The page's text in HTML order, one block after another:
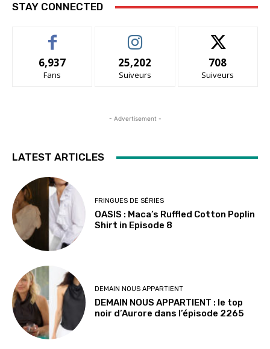
STAY CONNECTED
6,937
Fans
25,202
Suiveurs
708
Suiveurs
- Advertisement -
LATEST ARTICLES
FRINGUES DE SÉRIES
OASIS : Maca’s Ruffled Cotton Poplin
Shirt in Episode 8
DEMAIN NOUS APPARTIENT
DEMAIN NOUS APPARTIENT : le top
noir d’Aurore dans l’épisode 2265